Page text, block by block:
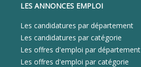
LES ANNONCES EMPLOI
Les candidatures par département
Les candidatures par catégorie
Les offres d'emploi par département
Les offres d'emploi par catégorie